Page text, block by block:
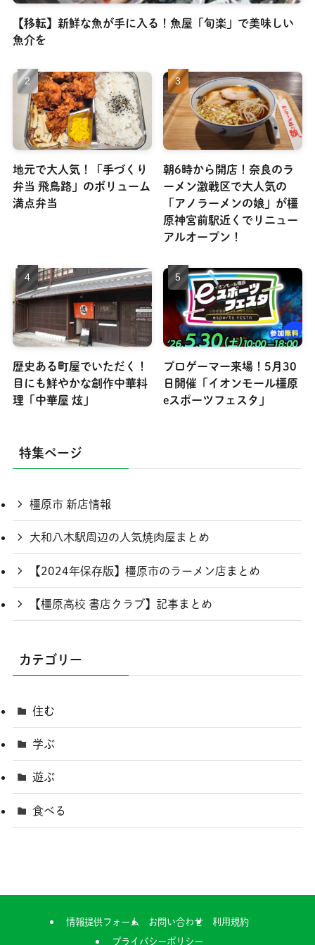
【移転】新鮮な魚が手に入る！魚屋「旬楽」で美味しい
魚介を
地元で大人気！「手づくり
弁当 飛鳥路」のボリューム
満点弁当
朝6時から開店！奈良のラ
ーメン激戦区で大人気の
「アノラーメンの娘」が橿
原神宮前駅近くでリニュー
アルオープン！
歴史ある町屋でいただく！
目にも鮮やかな創作中華料
理「中華屋 炫」
プロゲーマー来場！5月30
日開催「イオンモール橿原
eスポーツフェスタ」
特集ページ
橿原市 新店情報
大和八木駅周辺の人気焼肉屋まとめ
【2024年保存版】橿原市のラーメン店まとめ
【橿原高校 書店クラブ】記事まとめ
カテゴリー
住む
学ぶ
遊ぶ
食べる
情報提供フォーム お問い合わせ
利用規約
プライバシーポリシー